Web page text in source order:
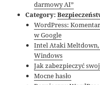
darmowy AI”
Category:
WordPress:
w Google
Intel Ataki
Windows
Jak zabezpieczyć
Mocne hasło